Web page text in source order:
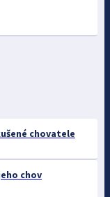
chovatele
chov